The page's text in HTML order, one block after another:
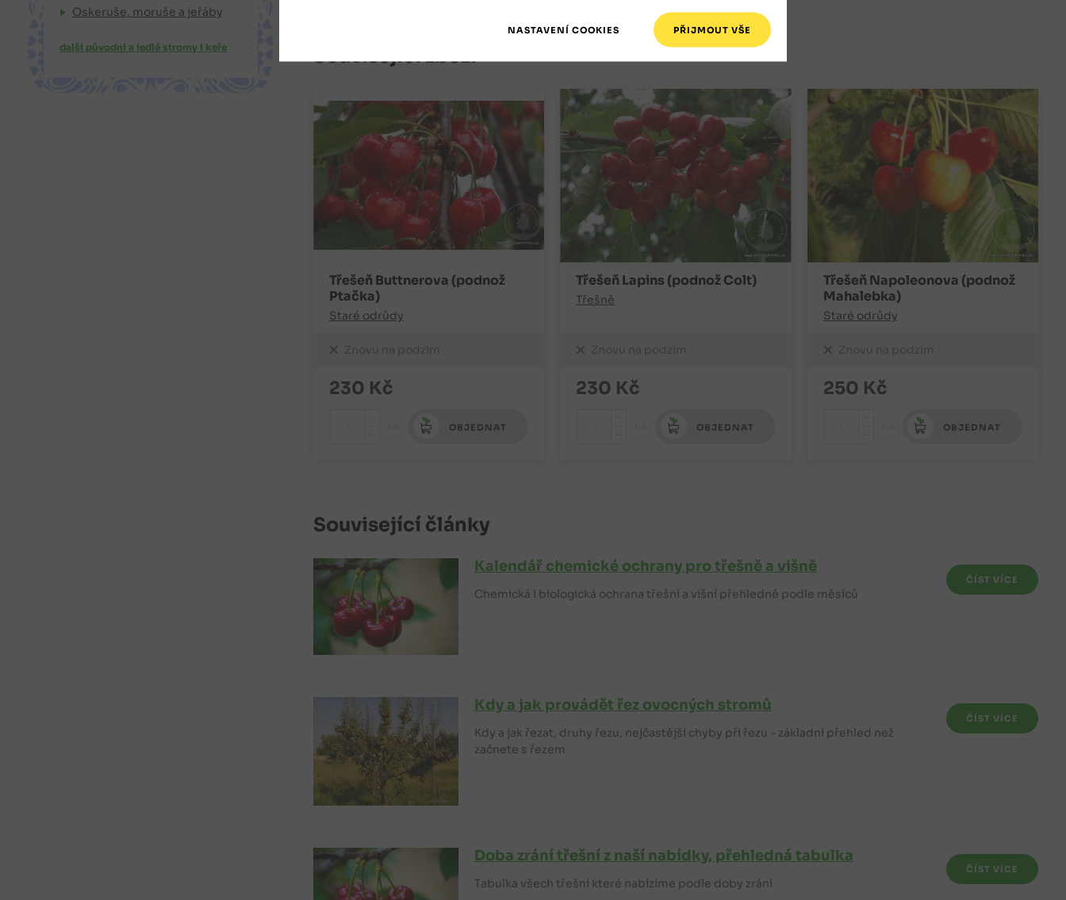
Související zboží
Třešeň Buttnerova (podnož
Ptačka)
Staré odrůdy
Znovu na podzim
230 Kč
OBJEDNAT
Třešeň Lapins (podnož Colt)
Třešně
Znovu na podzim
230 Kč
OBJEDNAT
Třešeň Napoleonova (podnož
Mahalebka)
Staré odrůdy
Znovu na podzim
250 Kč
OBJEDNAT
Související články
Kalendář chemické ochrany pro třešně a višně
Chemická i biologická ochrana třešní a višní přehledně podle měsíců
ČÍST VÍCE
Kdy a jak provádět řez ovocných stromů
Kdy a jak řezat, druhy řezu, nejčastější chyby při řezu - základní přehled než
začnete s řezem
ČÍST VÍCE
Doba zrání třešní z naší nabídky, přehledná tabulka
Tabulka všech třešní které nabízíme podle doby zrání
ČÍST VÍCE
Oskeruše, moruše a jeřáby
další původní a jedlé stromy i keře